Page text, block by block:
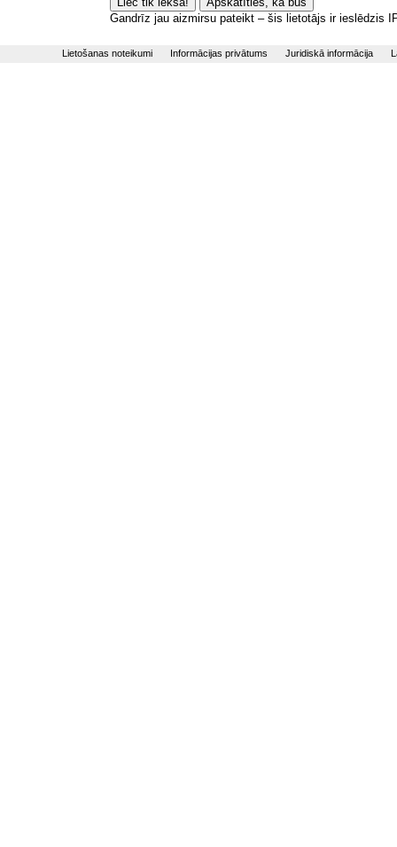
Gandrīz jau aizmirsu pateikt – šis lietotājs ir ieslēdzis
Lietošanas noteikumi Informācijas privātums Juridiskā informācija